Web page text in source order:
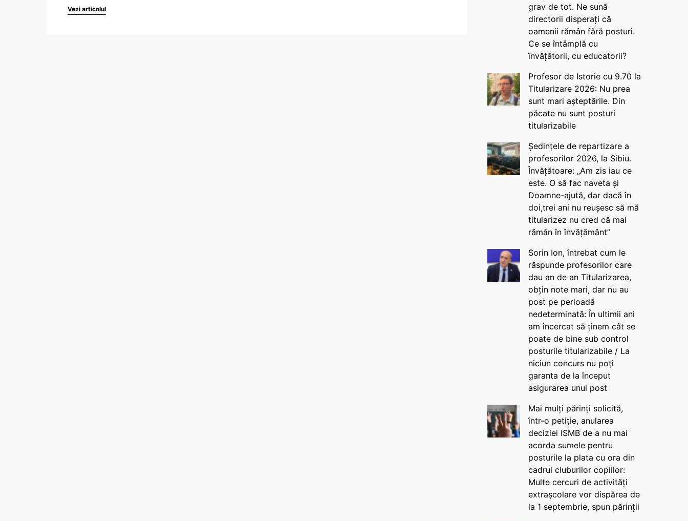
Vezi articolul
grav de tot. Ne sună
directorii disperați că
oamenii rămân fără posturi.
Ce se întâmplă cu
învățătorii, cu educatorii?
Profesor de Istorie cu 9.70 la
Titularizare 2026: Nu prea
sunt mari așteptările. Din
păcate nu sunt posturi
titularizabile
Ședințele de repartizare a
profesorilor 2026, la Sibiu.
Învățătoare: „Am zis iau ce
este. O să fac naveta și
Doamne-ajută, dar dacă în
doi,trei ani nu reușesc să mă
titularizez nu cred că mai
rămân în învățământ”
Sorin Ion, întrebat cum le
răspunde profesorilor care
dau an de an Titularizarea,
obțin note mari, dar nu au
post pe perioadă
nedeterminată: În ultimii ani
am încercat să ținem cât se
poate de bine sub control
posturile titularizabile / La
niciun concurs nu poți
garanta de la început
asigurarea unui post
Mai mulți părinți solicită,
într-o petiție, anularea
deciziei ISMB de a nu mai
acorda sumele pentru
posturile la plata cu ora din
cadrul cluburilor copiilor:
Multe cercuri de activități
extrașcolare vor dispărea de
la 1 septembrie, spun părinții